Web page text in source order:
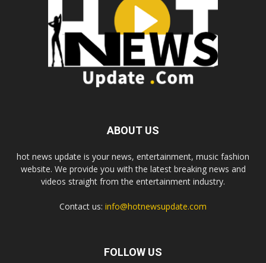
ABOUT US
hot news update is your news, entertainment, music fashion
website. We provide you with the latest breaking news and
videos straight from the entertainment industry.
Contact us: info@hotnewsupdate.com
FOLLOW US